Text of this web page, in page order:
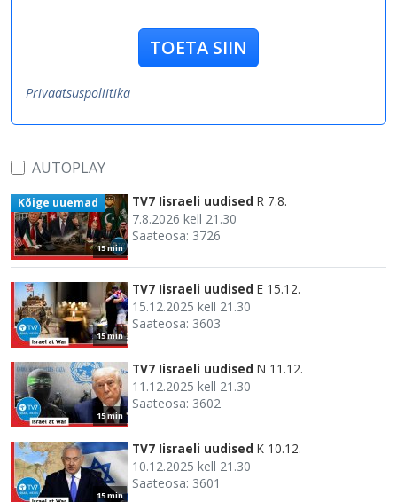
TOETA SIIN
Privaatsuspoliitika
AUTOPLAY
15 min
Kõige uuemad TV7 Iisraeli uudised R 7.8.
7.8.2026 kell 21.30
Saateosa: 3726
15 min
TV7 Iisraeli uudised E 15.12.
15.12.2025 kell 21.30
Saateosa: 3603
15 min
TV7 Iisraeli uudised N 11.12.
11.12.2025 kell 21.30
Saateosa: 3602
15 min
TV7 Iisraeli uudised K 10.12.
10.12.2025 kell 21.30
Saateosa: 3601